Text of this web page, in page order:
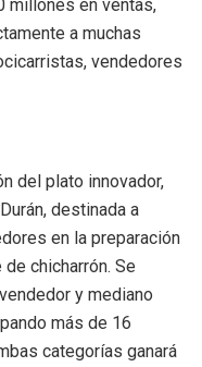
millones en ventas,
a muchas
vendedores
del plato innovador,
destinada a
en la preparación
chicharrón. Se
y mediano
más de 16
categorías ganará